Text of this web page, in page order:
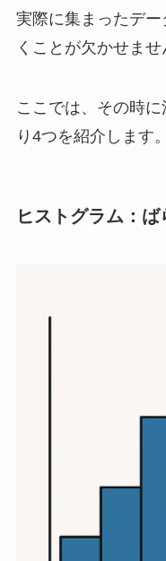
実際に集まったデ
くことが欠かせませ
ここでは、その時
り4つを紹介します。
ヒストグラム：